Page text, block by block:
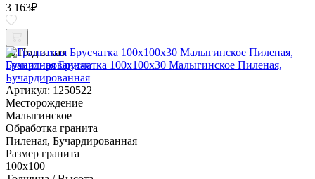
3 163₽
Под заказ
Гранитная Брусчатка 100х100x30 Малыгинское Пиленая,
Бучардированная
Артикул: 1250522
Месторождение
Малыгинское
Обработка гранита
Пиленая, Бучардированная
Размер гранита
100х100